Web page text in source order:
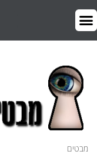
מבטים